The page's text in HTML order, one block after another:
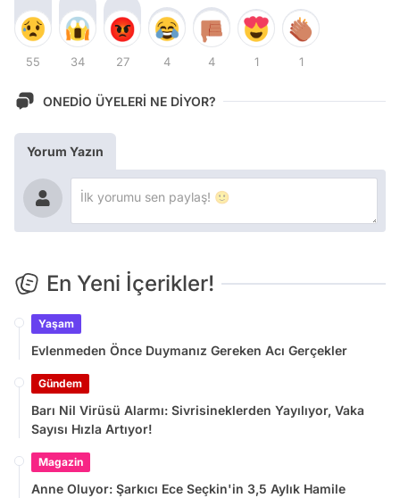
55 34 27 4 4 1 1
ONEDİO ÜYELERİ NE DİYOR?
Yorum Yazın
En Yeni İçerikler!
Yaşam
Evlenmeden Önce Duymanız Gereken Acı Gerçekler
Gündem
Barı Nil Virüsü Alarmı: Sivrisineklerden Yayılıyor, Vaka
Sayısı Hızla Artıyor!
Magazin
Anne Oluyor: Şarkıcı Ece Seçkin'in 3,5 Aylık Hamile